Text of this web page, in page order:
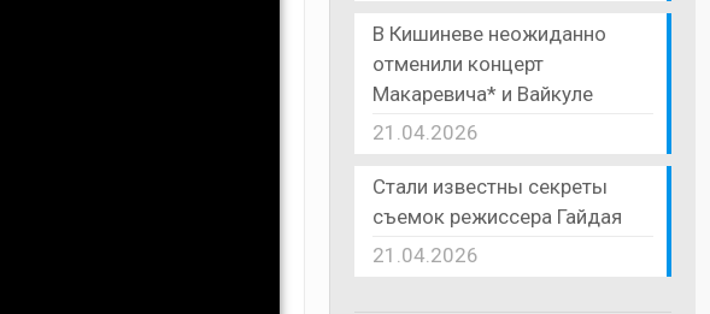
В Кишиневе неожиданно
отменили концерт
Макаревича* и Вайкуле
21.04.2026
Стали известны секреты
съемок режиссера Гайдая
21.04.2026